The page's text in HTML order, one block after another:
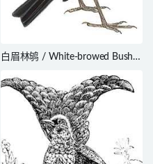
白眉林鸲 / White-browed Bush